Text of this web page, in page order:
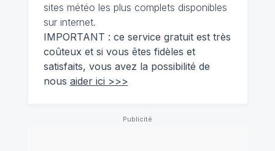
sites météo les plus complets disponibles
sur internet.
IMPORTANT : ce service gratuit est très
coûteux et si vous êtes fidèles et
satisfaits, vous avez la possibilité de
nous aider ici >>>